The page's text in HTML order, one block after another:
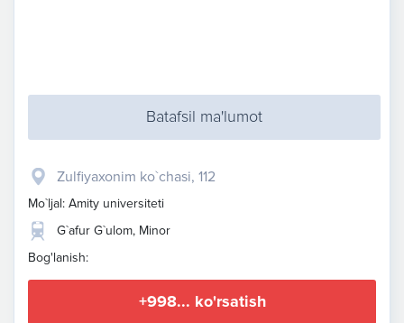
Batafsil ma'lumot
Zulfiyaxonim ko`chasi, 112
Mo`ljal: Amity universiteti
G`afur G`ulom, Minor
Bog'lanish:
+998... ko'rsatish